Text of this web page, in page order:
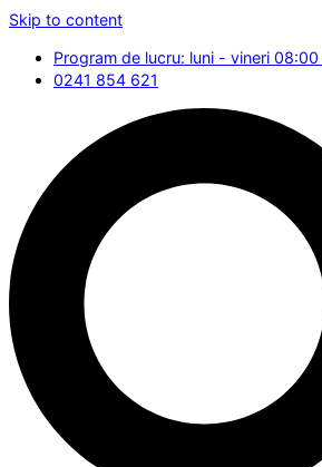
Skip to content
Program de lucru: luni - vineri
0241 854 621